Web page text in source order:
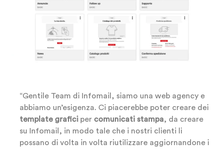
“Gentile Team di Infomail, siamo una web agency e
abbiamo un’esigenza. Ci piacerebbe poter creare dei
template grafici per comunicati stampa, da creare
su Infomail, in modo tale che i nostri clienti li
possano di volta in volta riutilizzare aggiornandone i